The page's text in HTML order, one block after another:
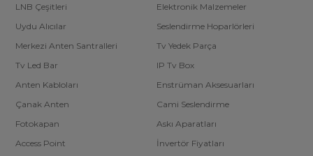
LNB Çeşitleri
Elektronik Malzemeler
Uydu Alıcılar
Seslendirme Hoparlörleri
Merkezi Anten Santralleri
Tv Yedek Parça
Tv Led Bar
IP Tv Box
Anten Kabloları
Enstrüman Aksesuarları
Çanak Anten
Cami Seslendirme
Fotokapan
Askı Aparatları
Access Point
İnvertör Fiyatları